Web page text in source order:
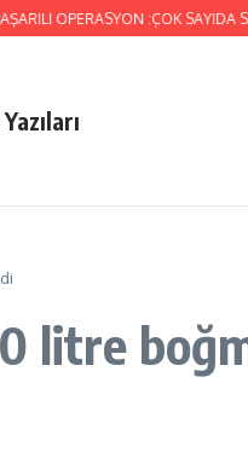
OPERASYON :ÇOK SAYIDA
litre